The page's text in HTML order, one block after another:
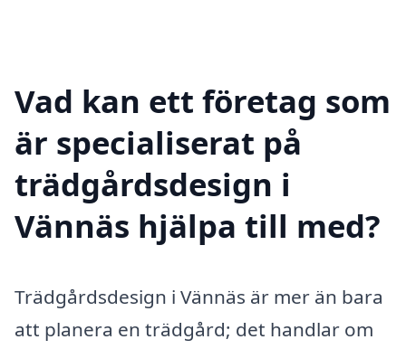
Vad kan ett företag som
är specialiserat på
trädgårdsdesign i
Vännäs hjälpa till med?
Trädgårdsdesign i Vännäs är mer än bara
att planera en trädgård; det handlar om